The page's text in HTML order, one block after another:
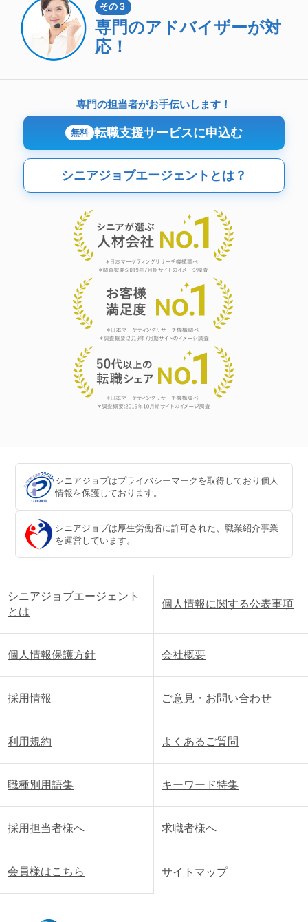
その３
専門のアドバイザーが対
応！
専門の担当者がお手伝いします！
無料 転職支援サービスに申込む
シニアジョブエージェントとは？
シニアジョブはプライバシーマークを取得しており個人
情報を保護しております。
シニアジョブは厚生労働省に許可された、職業紹介事業
を運営しています。
シニアジョブエージェント
とは
個人情報に関する公表事項
個人情報保護方針 会社概要
採用情報 ご意見・お問い合わせ
利用規約 よくあるご質問
職種別用語集 キーワード特集
採用担当者様へ 求職者様へ
会員様はこちら サイトマップ